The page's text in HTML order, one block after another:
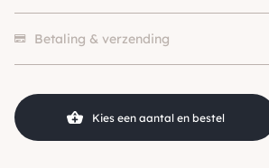
Merk
SoortBetaling & verzending
Kies een aantal en bestel